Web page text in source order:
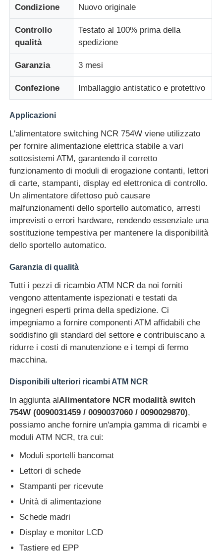
Parti per bancomat OKI
Genmega ATM Parts
Accettatore di banconote
Sortitore di banconote
contatore della fattura
Stampante della carta
macchina POS
Bancomat
Riciclatore di monete
Condizione Nuovo originale
Controllo
qualità
Testato al 100% prima della
spedizione
Garanzia 3 mesi
Confezione Imballaggio antistatico e protettivo
Applicazioni
L'alimentatore switching NCR 754W viene utilizzato
per fornire alimentazione elettrica stabile a vari
sottosistemi ATM, garantendo il corretto
funzionamento di moduli di erogazione contanti, lettori
di carte, stampanti, display ed elettronica di controllo.
Un alimentatore difettoso può causare
malfunzionamenti dello sportello automatico, arresti
imprevisti o errori hardware, rendendo essenziale una
sostituzione tempestiva per mantenere la disponibilità
dello sportello automatico.
Garanzia di qualità
Tutti i pezzi di ricambio ATM NCR da noi forniti
vengono attentamente ispezionati e testati da
ingegneri esperti prima della spedizione. Ci
impegniamo a fornire componenti ATM affidabili che
soddisfino gli standard del settore e contribuiscano a
ridurre i costi di manutenzione e i tempi di fermo
macchina.
Disponibili ulteriori ricambi ATM NCR
In aggiunta alAlimentatore NCR modalità switch
754W (0090031459 / 0090037060 / 0090029870),
possiamo anche fornire un'ampia gamma di ricambi e
moduli ATM NCR, tra cui:
Moduli sportelli bancomat
Lettori di schede
Stampanti per ricevute
Unità di alimentazione
Schede madri
Display e monitor LCD
Tastiere ed EPP